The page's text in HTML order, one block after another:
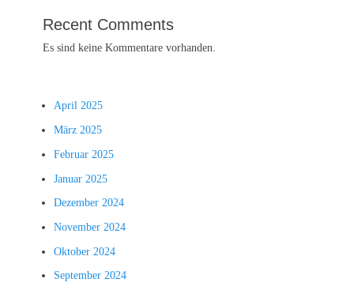
Recent Comments
Es sind keine Kommentare vorhanden.
April 2025
März 2025
Februar 2025
Januar 2025
Dezember 2024
November 2024
Oktober 2024
September 2024